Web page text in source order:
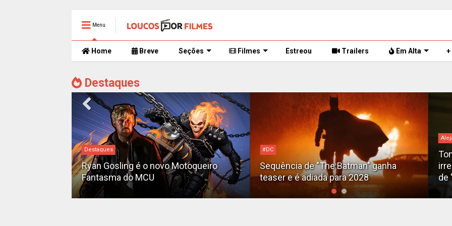
Menu
Home Breve Seções Filmes Estreou Trailers Em Alta +
Destaques
#DC
Sequência de "The Batman" ganha
teaser e é adiada para 2028
Alejandro G. Iñárritu
Tom Cruise surge totalmente
irreconhecível e calvo no trailer caótico
de 'Digger'